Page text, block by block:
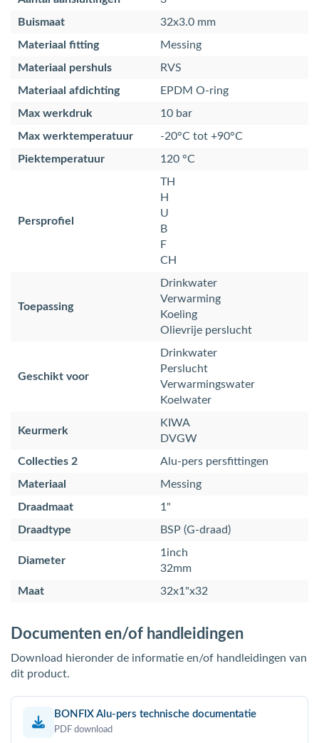
Buismaat
32x3.0 mm
Materiaal fitting
Messing
Materiaal pershuls
RVS
Materiaal afdichting
EPDM O-ring
Max werkdruk
10 bar
Max werktemperatuur
-20°C tot +90°C
Piektemperatuur
120 °C
Persprofiel
TH
H
U
B
F
CH
Toepassing
Drinkwater
Verwarming
Koeling
Olievrije perslucht
Geschikt voor
Drinkwater
Perslucht
Verwarmingswater
Koelwater
Keurmerk
KIWA
DVGW
Collecties 2
Alu-pers persfittingen
Materiaal
Messing
Draadmaat
1"
Draadtype
BSP (G-draad)
Diameter
1inch
32mm
Maat
32x1"x32
Documenten en/of handleidingen
Download hieronder de informatie en/of handleidingen van
dit product.
BONFIX Alu-pers technische documentatie
PDF download